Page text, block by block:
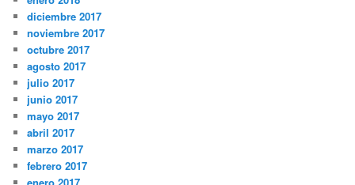
diciembre 2017
noviembre 2017
octubre 2017
agosto 2017
julio 2017
junio 2017
mayo 2017
abril 2017
marzo 2017
febrero 2017